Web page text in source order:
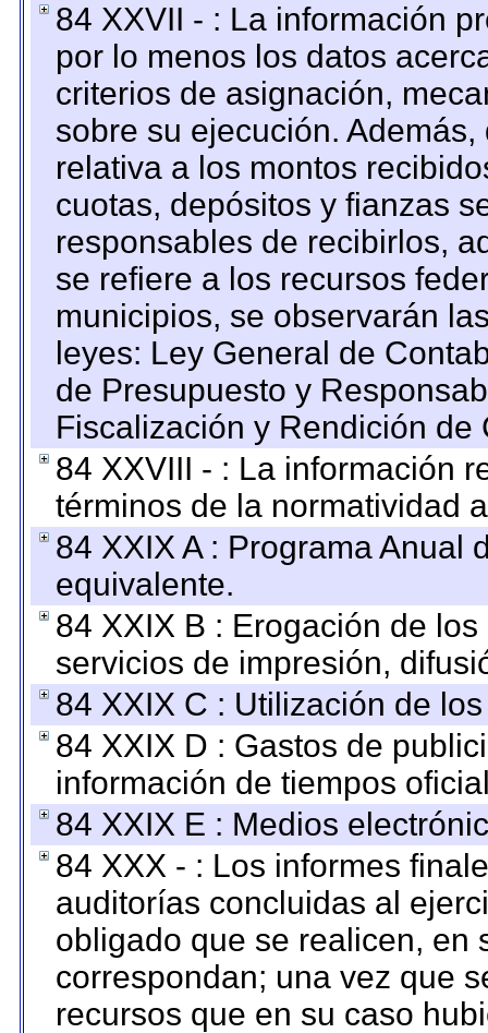
84 XXVII - : La información
por lo menos los datos
criterios de asignación,
sobre su ejecución.
relativa a los montos
cuotas, depósitos y fianzas
responsables de recibirlos,
se refiere a los recursos
municipios, se observarán
leyes: Ley General de
de Presupuesto y
Fiscalización y Rendición
84 XXVIII - : La información
términos de la normatividad
84 XXIX A : Programa Anual
equivalente.
84 XXIX B : Erogación de
servicios de impresión,
84 XXIX C : Utilización de
84 XXIX D : Gastos de
información de tiempos
84 XXIX E : Medios
84 XXX - : Los informes
auditorías concluidas al
obligado que se realicen, en
correspondan; una vez que
recursos que en su caso